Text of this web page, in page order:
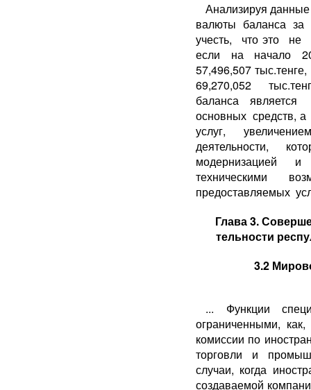
Анализируя
валюты баланса за
учесть, что это не
если на начало
57,496,507
69,270,052
баланса
основных средств,
услуг,
деятельности,
модернизацией
техническими
предоставляемых
Глава 3.
тельности
3.2
... Функции
ограниченны­ми,
комиссии по
торговли и
случаи, когда
создаваемой